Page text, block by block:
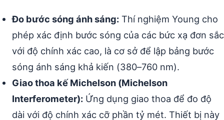
Đo bước sóng ánh sáng: Thí nghiệm Young cho
phép xác định bước sóng của các bức xạ đơn sắc
với độ chính xác cao, là cơ sở để lập bảng bước
sóng ánh sáng khả kiến (380–760 nm).
Giao thoa kế Michelson (Michelson
Interferometer): Ứng dụng giao thoa để đo độ
dài với độ chính xác cỡ phần tỷ mét. Thiết bị này